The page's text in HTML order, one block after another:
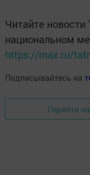
Читайте новости
национальном
https://max.ru/
Подписывайтесь на
Перейти